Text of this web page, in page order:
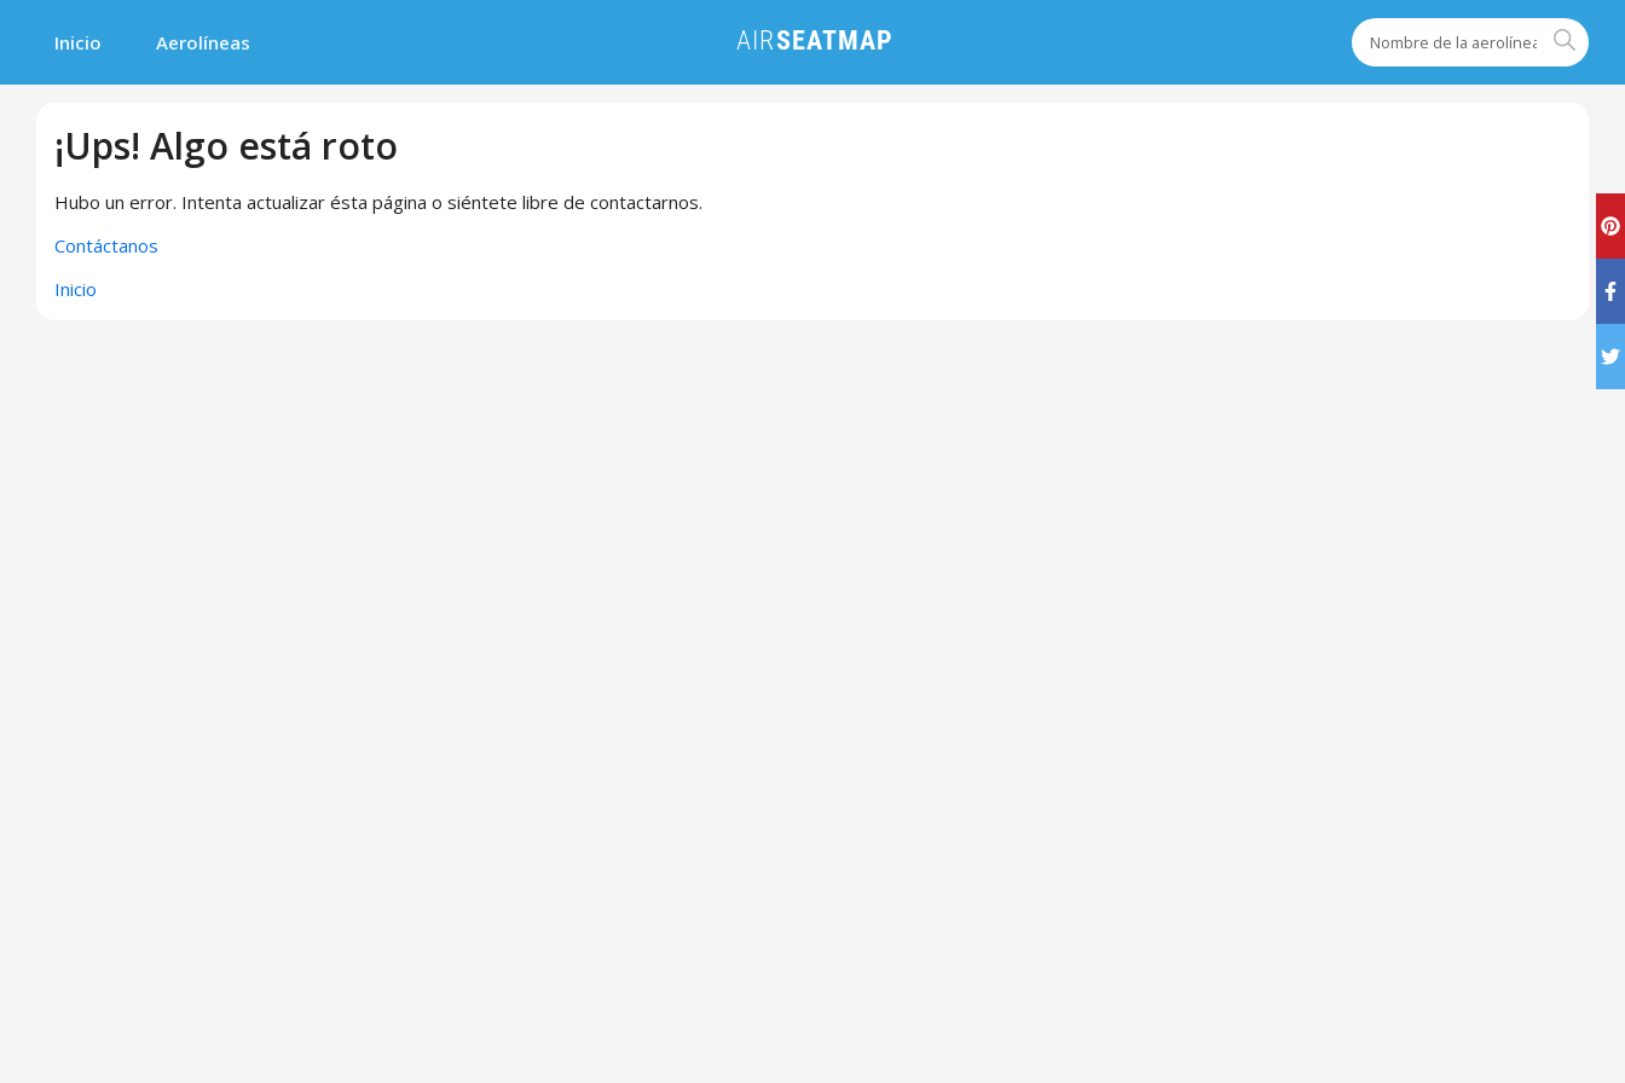
Inicio Aerolíneas
¡Ups! Algo está roto
Hubo un error. Intenta actualizar ésta página o siéntete libre de contactarnos.
Contáctanos
Inicio